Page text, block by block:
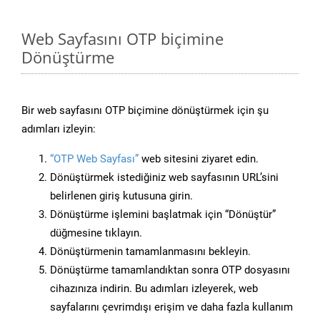
Web Sayfasını OTP biçimine
Dönüştürme
Bir web sayfasını OTP biçimine dönüştürmek için şu
adımları izleyin:
“OTP Web Sayfası” web sitesini ziyaret edin.
Dönüştürmek istediğiniz web sayfasının URL’sini
belirlenen giriş kutusuna girin.
Dönüştürme işlemini başlatmak için “Dönüştür”
düğmesine tıklayın.
Dönüştürmenin tamamlanmasını bekleyin.
Dönüştürme tamamlandıktan sonra OTP dosyasını
cihazınıza indirin. Bu adımları izleyerek, web
sayfalarını çevrimdışı erişim ve daha fazla kullanım